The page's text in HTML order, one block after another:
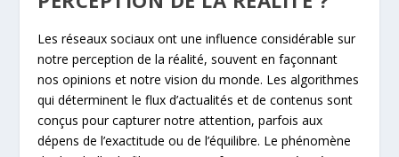
Les réseaux sociaux ont une influence considérable sur
notre perception de la réalité, souvent en façonnant
nos opinions et notre vision du monde. Les algorithmes
qui déterminent le flux d’actualités et de contenus sont
conçus pour capturer notre attention, parfois aux
dépens de l’exactitude ou de l’équilibre. Le phénomène